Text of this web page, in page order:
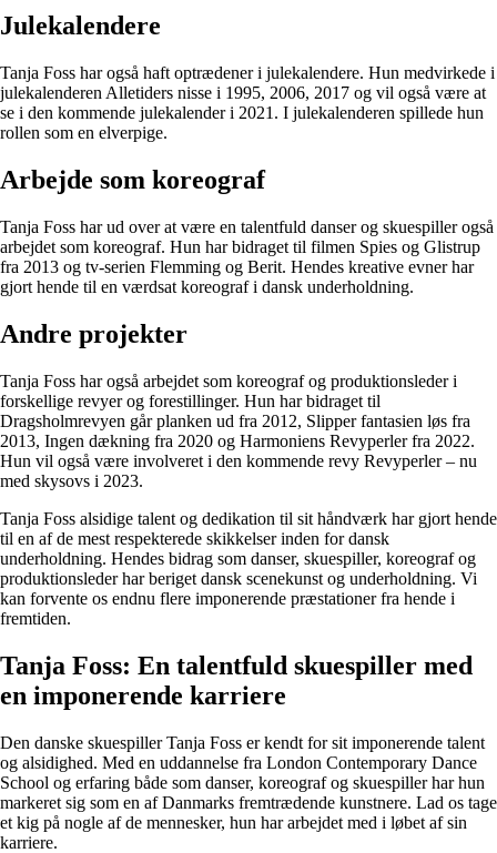
Julekalendere
Tanja Foss har også haft optrædener i julekalendere. Hun medvirkede i
julekalenderen Alletiders nisse i 1995, 2006, 2017 og vil også være at
se i den kommende julekalender i 2021. I julekalenderen spillede hun
rollen som en elverpige.
Arbejde som koreograf
Tanja Foss har ud over at være en talentfuld danser og skuespiller også
arbejdet som koreograf. Hun har bidraget til filmen Spies og Glistrup
fra 2013 og tv-serien Flemming og Berit. Hendes kreative evner har
gjort hende til en værdsat koreograf i dansk underholdning.
Andre projekter
Tanja Foss har også arbejdet som koreograf og produktionsleder i
forskellige revyer og forestillinger. Hun har bidraget til
Dragsholmrevyen går planken ud fra 2012, Slipper fantasien løs fra
2013, Ingen dækning fra 2020 og Harmoniens Revyperler fra 2022.
Hun vil også være involveret i den kommende revy Revyperler – nu
med skysovs i 2023.
Tanja Foss alsidige talent og dedikation til sit håndværk har gjort hende
til en af de mest respekterede skikkelser inden for dansk
underholdning. Hendes bidrag som danser, skuespiller, koreograf og
produktionsleder har beriget dansk scenekunst og underholdning. Vi
kan forvente os endnu flere imponerende præstationer fra hende i
fremtiden.
Tanja Foss: En talentfuld skuespiller med
en imponerende karriere
Den danske skuespiller Tanja Foss er kendt for sit imponerende talent
og alsidighed. Med en uddannelse fra London Contemporary Dance
School og erfaring både som danser, koreograf og skuespiller har hun
markeret sig som en af Danmarks fremtrædende kunstnere. Lad os tage
et kig på nogle af de mennesker, hun har arbejdet med i løbet af sin
karriere.